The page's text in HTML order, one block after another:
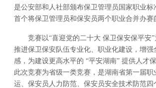
是公安部和人社部颁布保卫管理员国家职业
首个将保卫管理员和保安员两个职业合并办赛
竞赛以“喜迎党的二十大 保卫保安保平安”
推进保卫保安队伍专业化、职业化建设，增
感，为建设更高水平的 “平安湖南” 提供人才
此次竞赛为省级一类竞赛，是湖南省第一届
运、保安员人力防范、保安员安全技术防范